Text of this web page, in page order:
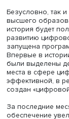
половина
базами
мирового
долларов.
В России
университеты,
которое
образом,